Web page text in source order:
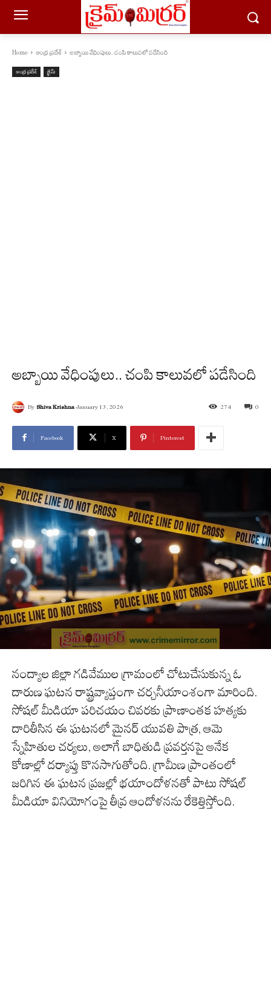
Home ఆంధ్ర ప్రదేశ్ అబ్బాయి వేధింపులు.. చంపి కాలువలో పడేసింది
ఆంధ్ర ప్రదేశ్ క్రైమ్
అబ్బాయి వేధింపులు.. చంపి కాలువలో పడేసింది
By Shiva Krishna January 13, 2026 0
274
Facebook X Pinterest
నంద్యాల జిల్లా గడివేముల గ్రామంలో చోటుచేసుకున్న ఓ
దారుణ ఘటన రాష్ట్రవ్యాప్తంగా చర్చనీయాంశంగా మారింది.
సోషల్ మీడియా పరిచయం చివరకు ప్రాణాంతక హత్యకు
దారితీసిన ఈ ఘటనలో మైనర్ యువతి పాత్ర, ఆమె
స్నేహితుల చర్యలు, అలాగే బాధితుడి ప్రవర్తనపై అనేక
కోణాల్లో దర్యాప్తు కొనసాగుతోంది. గ్రామీణ ప్రాంతంలో
జరిగిన ఈ ఘటన ప్రజల్లో భయాందోళనతో పాటు సోషల్
మీడియా వినియోగంపై తీవ్ర ఆందోళనను రేకెత్తిస్తోంది.